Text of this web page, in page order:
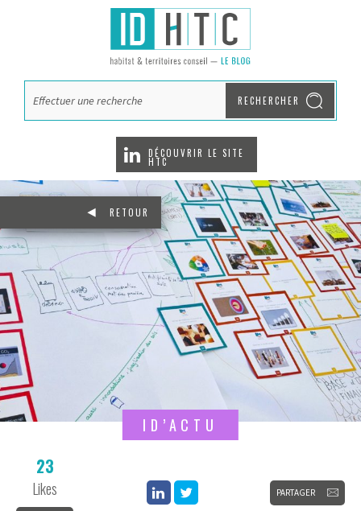
RECHERCHER
DÉCOUVRIR LE SITE
HTC
RETOUR
23
Likes PARTAGER
ID’ACTU